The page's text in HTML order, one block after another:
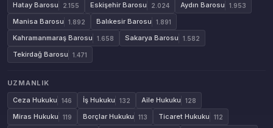
Hatay Barosu 2.155 Eskişehir Barosu 2.024 Aydın Barosu 1.953
Manisa Barosu 1.892 Balıkesir Barosu 1.891
Kahramanmaraş Barosu 1.658 Sakarya Barosu 1.582
Tekirdağ Barosu 1.471
UZMANLIK
Ceza Hukuku
146 İş Hukuku 132 Aile Hukuku 128
Miras Hukuku 119 Borçlar Hukuku 113 Ticaret Hukuku 112